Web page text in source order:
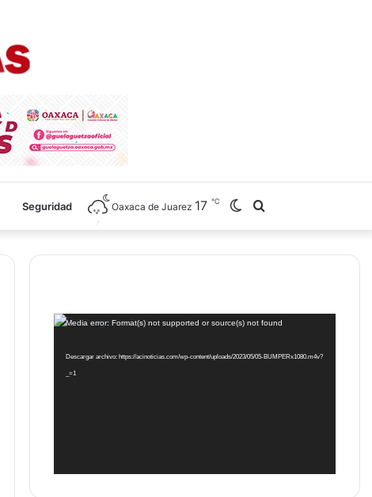
Seguridad
for
Switch
skin
Oaxaca de Juarez 17 ℃
Reproductor
vídeo
Media error: Format(s) not supported or source(s) not found
Descargar archivo: https://acinoticias.com/wp-content/uploads/2023/05/05-BUMPERx1080.m4v?
_=1